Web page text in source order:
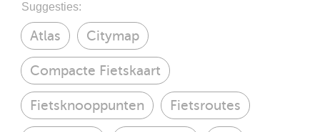
Suggesties:
Atlas Citymap
Compacte Fietskaart
Fietsknooppunten Fietsroutes